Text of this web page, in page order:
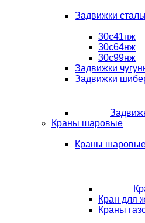
Задвижки
30с41нж
30с64нж
30с99нж
Задвижки
Задвижки
Краны шаровые
Краны
Кран для
Краны